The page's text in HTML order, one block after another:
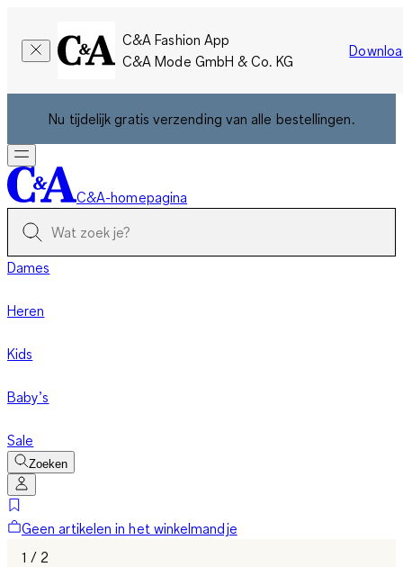
C&A Fashion App
C&A Mode GmbH & Co. KG
Nu tijdelijk gratis verzending van alle bestellingen.
C&A-homepagina
Dames
Heren
Kids
Baby’s
Sale
Zoeken
Geen artikelen in het winkelmandje
1 / 2